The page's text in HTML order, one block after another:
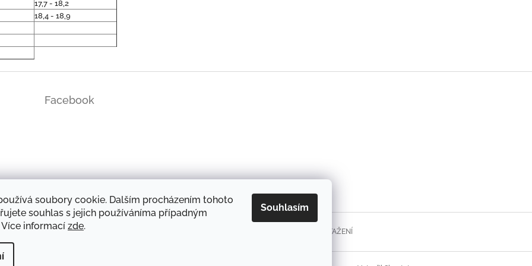
soubory cookie. Dalším procházením tohoto
souhlas s jejich používáníma případným
informací zde.
Souhlasím
17,7 - 18,2
18,4 - 18,9
Facebook
DOPRAVA A PLATBA OCHRANA OSOBNÍCH ÚDAJŮ FORMULÁŘE KE STAŽENÍ